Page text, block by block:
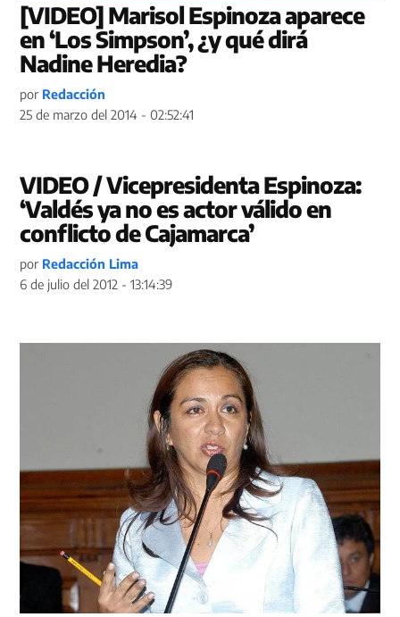
[VIDEO] Marisol Espinoza aparece
en ‘Los Simpson’, ¿y qué dirá
Nadine Heredia?
por Redacción
25 de marzo del 2014 - 02:52:41
VIDEO / Vicepresidenta Espinoza:
‘Valdés ya no es actor válido en
conflicto de Cajamarca’
por Redacción Lima
6 de julio del 2012 - 13:14:39